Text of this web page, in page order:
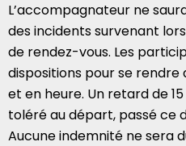
L’accompagnateur ne
des incidents survenant
de rendez-vous. Les
dispositions pour se
et en heure. Un retard de
toléré au départ, passé ce
Aucune indemnité ne sera